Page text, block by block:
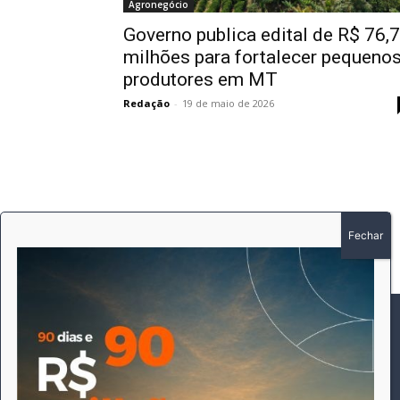
Agronegócio
Governo publica edital de R$ 76,7
milhões para fortalecer
produtores em MT
Redação - 19 de maio de 2026
SOBRE